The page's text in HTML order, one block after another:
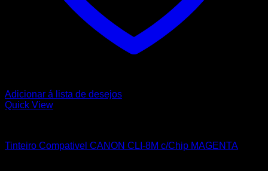
Adicionar á lista de desejos
Quick View
Tinteiro Compativel CANON CLI-8M c/Chip MAGENTA